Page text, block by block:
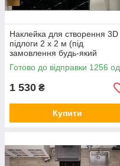
Наклейка для створення 3D
підлоги 2 х 2 м (під
замовлення будь-який
розмір) із захисною
ламінацією (БП-pol_mx041)
Готово до відправки 1256 од.
1 530 ₴
Купити